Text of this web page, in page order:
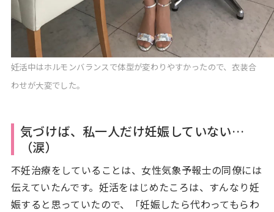
妊活中はホルモンバランスで体型が変わりやすかったので、衣装合
わせが大変でした。
気づけば、私一人だけ妊娠していない…
（涙）
不妊治療をしていることは、女性気象予報士の同僚には
伝えていたんです。妊活をはじめたころは、すんなり妊
娠すると思っていたので、「妊娠したら代わってもらわ